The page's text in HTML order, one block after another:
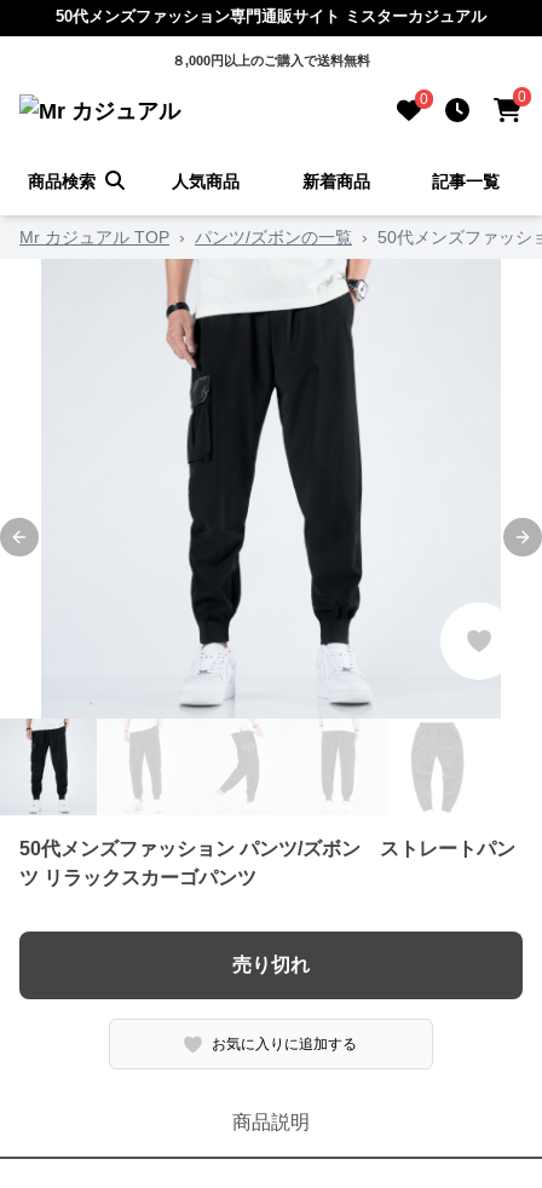
50代メンズファッション専門通販サイト ミスターカジュアル
８,000円以上のご購入で送料無料
0 0
商品検索 人気商品 新着商品 記事一覧
Mr カジュアル TOP › パンツ/ズボンの一覧 › 50代メンズファッ
Previous slide
50代メンズファッション パンツ/ズボン ストレートパン
ツ リラックスカーゴパンツ
売り切れ
お気に入りに追加する
商品説明